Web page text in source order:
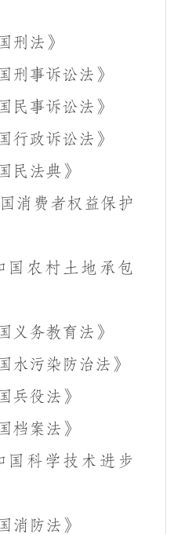
刑法》
刑事诉讼法》
民事诉讼法》
行政诉讼法》
民法典》
消费者权益保护
国农村土地承包
义务教育法》
水污染防治法》
兵役法》
档案法》
国科学技术进步
消防法》